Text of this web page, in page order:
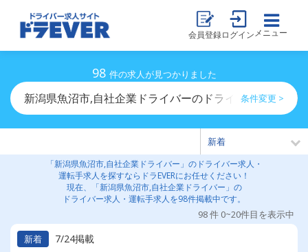
会員登録ログイン メニュー
98 件の求人が見つかりました
新潟県魚沼市,自社企業ドライバーのドライバー求人・運
条件変更 >
「新潟県魚沼市,自社企業ドライバー」のドライバー求人・
運転手求人を探すならドラEVERにお任せください！
現在、「新潟県魚沼市,自社企業ドライバー」の
ドライバー求人・運転手求人を98件掲載中です。
98 件 0~20件目を表示中
新着
7/24掲載